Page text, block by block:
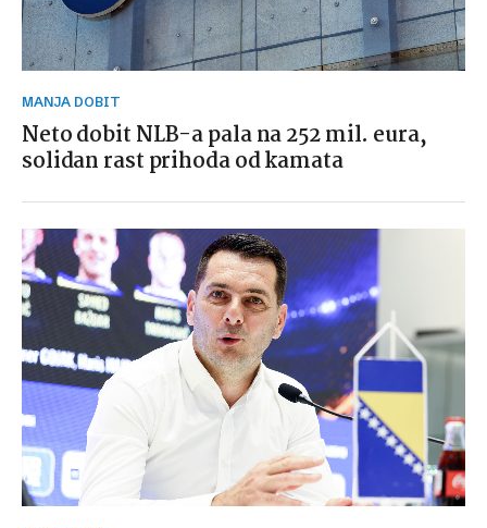
MANJA DOBIT
Neto dobit NLB-a pala na 252 mil. eura,
solidan rast prihoda od kamata